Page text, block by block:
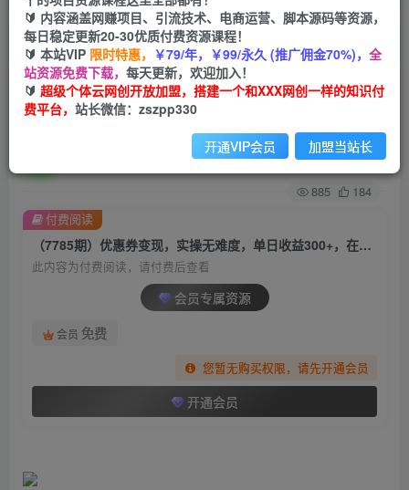
脚本卡密
首页 创业课程 会员专属 正文
（7785期）优惠券变现，实操无难度，单日收益
300+，在家就能做的轻型创业项目
关注 私信
885 184
（7785期）优惠券变现，实操无难度，单日收益300+，在家就能做的轻型创业项目
此内容为付费阅读，请付费后查看
会员专属资源
会员 免费
您暂无购买权限，请先开通会员
开通会员
付费阅读
🔰 内容涵盖网赚项目、引流技术、电商运营、脚本源码等资源，
每日稳定更新20-30优质付费资源课程！
🔰 本站VIP 限时特惠， ￥79/年，￥99/永久 (推广佣金70%)， 全
站资源免费下载， 每天更新，欢迎加入！
🔰 超级个体云网创开放加盟，搭建一个和XXX网创一样的知识付
费平台， 站长微信：zszpp330
开通VIP会员 加盟当站长